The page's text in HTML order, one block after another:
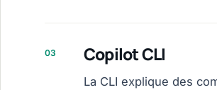
03 Copilot CLI
La CLI explique des